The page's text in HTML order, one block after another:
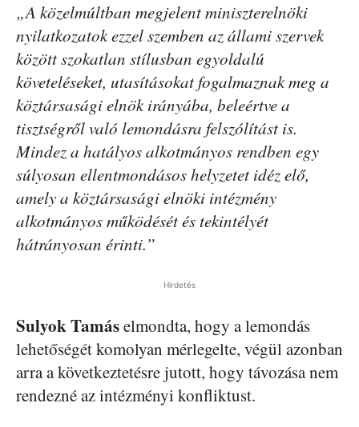
„A közelmúltban megjelent miniszterelnöki
nyilatkozatok ezzel szemben az állami szervek
között szokatlan stílusban egyoldalú
követeléseket, utasításokat fogalmaznak meg a
köztársasági elnök irányába, beleértve a
tisztségről való lemondásra felszólítást is.
Mindez a hatályos alkotmányos rendben egy
súlyosan ellentmondásos helyzetet idéz elő,
amely a köztársasági elnöki intézmény
alkotmányos működését és tekintélyét
hátrányosan érinti.”
Hirdetés
Sulyok Tamáselmondta, hogy a lemondás
lehetőségét komolyan mérlegelte, végül azonban
arra a következtetésre jutott, hogy távozása nem
rendezné az intézményi konfliktust.